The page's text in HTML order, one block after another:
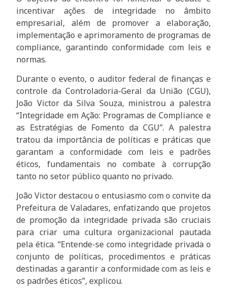
incentivar ações de integridade no âmbito
empresarial, além de promover a elaboração,
implementação e aprimoramento de programas de
compliance, garantindo conformidade com leis e
normas.
Durante o evento, o auditor federal de finanças e
controle da Controladoria-Geral da União (CGU),
João Victor da Silva Souza, ministrou a palestra
“Integridade em Ação: Programas de Compliance e
as Estratégias de Fomento da CGU”. A palestra
tratou da importância de políticas e práticas que
garantam a conformidade com leis e padrões
éticos, fundamentais no combate à corrupção
tanto no setor público quanto no privado.
João Victor destacou o entusiasmo com o convite da
Prefeitura de Valadares, enfatizando que projetos
de promoção da integridade privada são cruciais
para criar uma cultura organizacional pautada
pela ética. “Entende-se como integridade privada o
conjunto de políticas, procedimentos e práticas
destinadas a garantir a conformidade com as leis e
os padrões éticos”, explicou.